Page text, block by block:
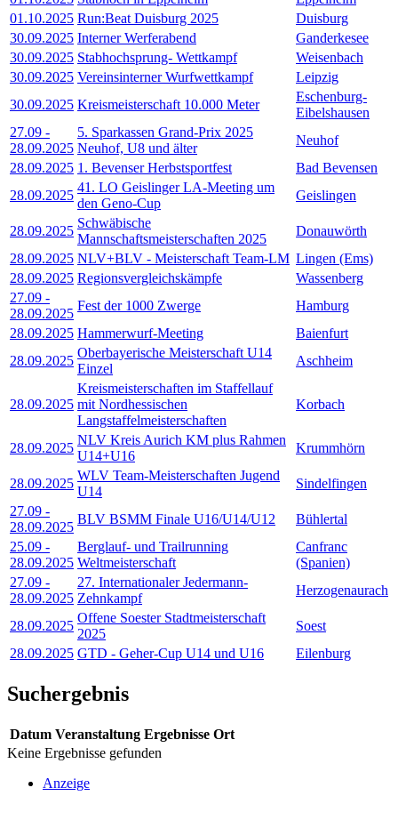
01.10.2025 Run:Beat Duisburg 2025
Duisburg
30.09.2025 Interner Werferabend
Ganderkesee
30.09.2025 Stabhochsprung- Wettkampf
Weisenbach
30.09.2025 Vereinsinterner Wurfwettkampf
Leipzig
30.09.2025 Kreismeisterschaft 10.000 Meter
Eschenburg-
Eibelshausen
27.09 -
28.09.2025
5. Sparkassen Grand-Prix 2025
Neuhof, U8 und älter
Neuhof
28.09.2025 1. Bevenser Herbstsportfest
Bad Bevensen
28.09.2025
41. LO Geislinger LA-Meeting um
den Geno-Cup
Geislingen
28.09.2025
Schwäbische
Mannschaftsmeisterschaften 2025
Donauwörth
28.09.2025 NLV+BLV - Meisterschaft Team-LM Lingen (Ems)
28.09.2025 Regionsvergleichskämpfe
Wassenberg
27.09 -
28.09.2025
Fest der 1000 Zwerge
Hamburg
28.09.2025 Hammerwurf-Meeting
Baienfurt
28.09.2025
Oberbayerische Meisterschaft U14
Einzel
Aschheim
28.09.2025
Kreismeisterschaften im Staffellauf
mit Nordhessischen
Langstaffelmeisterschaften
Korbach
28.09.2025
NLV Kreis Aurich KM plus Rahmen
U14+U16
Krummhörn
28.09.2025
WLV Team-Meisterschaften Jugend
U14
Sindelfingen
27.09 -
28.09.2025
BLV BSMM Finale U16/U14/U12
Bühlertal
25.09 -
28.09.2025
Berglauf- und Trailrunning
Weltmeisterschaft
Canfranc
(Spanien)
27.09 -
28.09.2025
27. Internationaler Jedermann-
Zehnkampf
Herzogenaurach
28.09.2025
Offene Soester Stadtmeisterschaft
2025
Soest
28.09.2025 GTD - Geher-Cup U14 und U16 Eilenburg
Suchergebnis
Datum Veranstaltung Ergebnisse Ort
Keine Ergebnisse gefunden
Anzeige